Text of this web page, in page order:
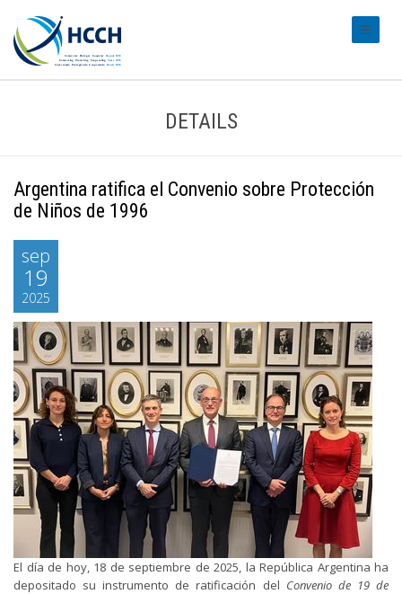
DETAILS
Argentina ratifica el Convenio sobre Protección
de Niños de 1996
sep
19
2025
El día de hoy, 18 de septiembre de 2025, la República Argentina ha
depositado su instrumento de ratificación del Convenio de 19 de